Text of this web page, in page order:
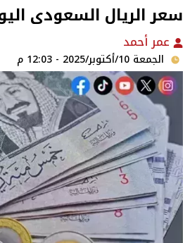
سعر الريال السعودى اليوم
عمر أحمد
الجمعة 10/أكتوبر/2025 - 12:03 م